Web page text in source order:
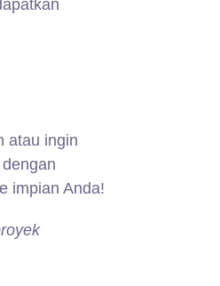
atau ingin
impian Anda!